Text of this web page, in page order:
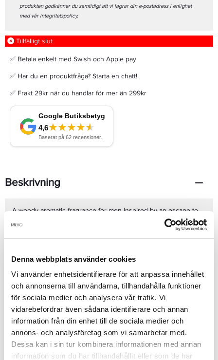
Denna webbplats använder cookies
Vi använder enhetsidentifierare för att anpassa innehållet
och annonserna till användarna, tillhandahålla funktioner
för sociala medier och analysera vår trafik. Vi
vidarebefordrar även sådana identifierare och annan
information från din enhet till de sociala medier och
annons- och analysföretag som vi samarbetar med.
Dessa kan i sin tur kombinera informationen med annan
information som du har tillhandahållit eller som de har
produkten godkänner du samtidigt att vi lagrar din e-postadress i enlighet
med vår integritetspolicy.
Tillfälligt slut
✅ Betala enkelt med Swish och Apple pay
✅ Har du en produktfråga? Starta en chatt!
✅ Frakt 29kr när du handlar för mer än 299kr
Beskrivning
A woody aromatic fragrance for men Inspired by an escape to
nature & the freedom it brings Rich, sweet, warm, sensual,
unique & mysterious Features the elements of air, water & wood
Air notes are composed of musk, amber & white fir Water notes
violet Wood notes combine guaiac wood, sandalwood, vetiver &
cedar Launched in 2014 Suitable for fall or winter wear
Produktdetaljer
Recensioner